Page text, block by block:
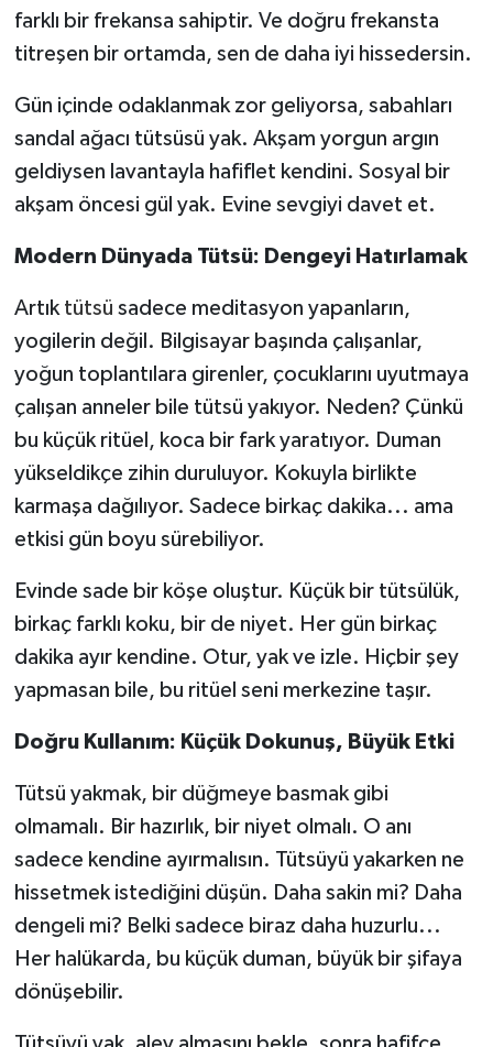
farklı bir frekansa sahiptir. Ve doğru frekansta
titreşen bir ortamda, sen de daha iyi hissedersin.
Gün içinde odaklanmak zor geliyorsa, sabahları
sandal ağacı tütsüsü yak. Akşam yorgun argın
geldiysen lavantayla hafiflet kendini. Sosyal bir
akşam öncesi gül yak. Evine sevgiyi davet et.
Modern Dünyada Tütsü: Dengeyi Hatırlamak
Artık tütsü sadece meditasyon yapanların,
yogilerin değil. Bilgisayar başında çalışanlar,
yoğun toplantılara girenler, çocuklarını uyutmaya
çalışan anneler bile tütsü yakıyor. Neden? Çünkü
bu küçük ritüel, koca bir fark yaratıyor. Duman
yükseldikçe zihin duruluyor. Kokuyla birlikte
karmaşa dağılıyor. Sadece birkaç dakika... ama
etkisi gün boyu sürebiliyor.
Evinde sade bir köşe oluştur. Küçük bir tütsülük,
birkaç farklı koku, bir de niyet. Her gün birkaç
dakika ayır kendine. Otur, yak ve izle. Hiçbir şey
yapmasan bile, bu ritüel seni merkezine taşır.
Doğru Kullanım: Küçük Dokunuş, Büyük Etki
Tütsü yakmak, bir düğmeye basmak gibi
olmamalı. Bir hazırlık, bir niyet olmalı. O anı
sadece kendine ayırmalısın. Tütsüyü yakarken ne
hissetmek istediğini düşün. Daha sakin mi? Daha
dengeli mi? Belki sadece biraz daha huzurlu...
Her halükarda, bu küçük duman, büyük bir şifaya
dönüşebilir.